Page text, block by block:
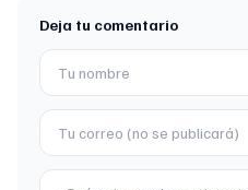
Deja tu comentario